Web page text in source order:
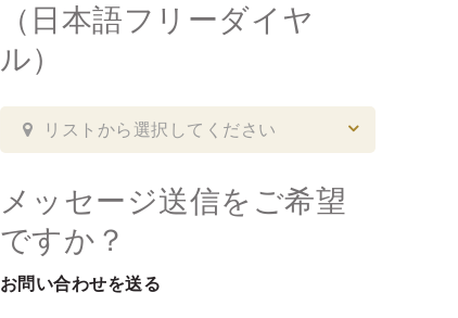
（日本語フリーダイヤ
ル）
リストから選択してください
メッセージ送信をご希望
ですか？
お問い合わせを送る